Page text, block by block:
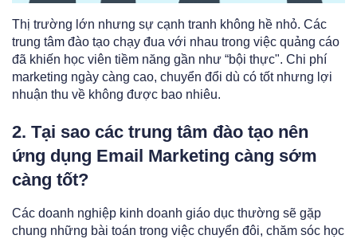
Thị trường lớn nhưng sự cạnh tranh không hề nhỏ. Các
trung tâm đào tạo chạy đua với nhau trong việc quảng cáo
đã khiến học viên tiềm năng gần như “bội thực". Chi phí
marketing ngày càng cao, chuyển đổi dù có tốt nhưng lợi
nhuận thu về không được bao nhiêu.
2. Tại sao các trung tâm đào tạo nên
ứng dụng Email Marketing càng sớm
càng tốt?
Các doanh nghiệp kinh doanh giáo dục thường sẽ gặp
chung những bài toán trong việc chuyển đôi, chăm sóc học